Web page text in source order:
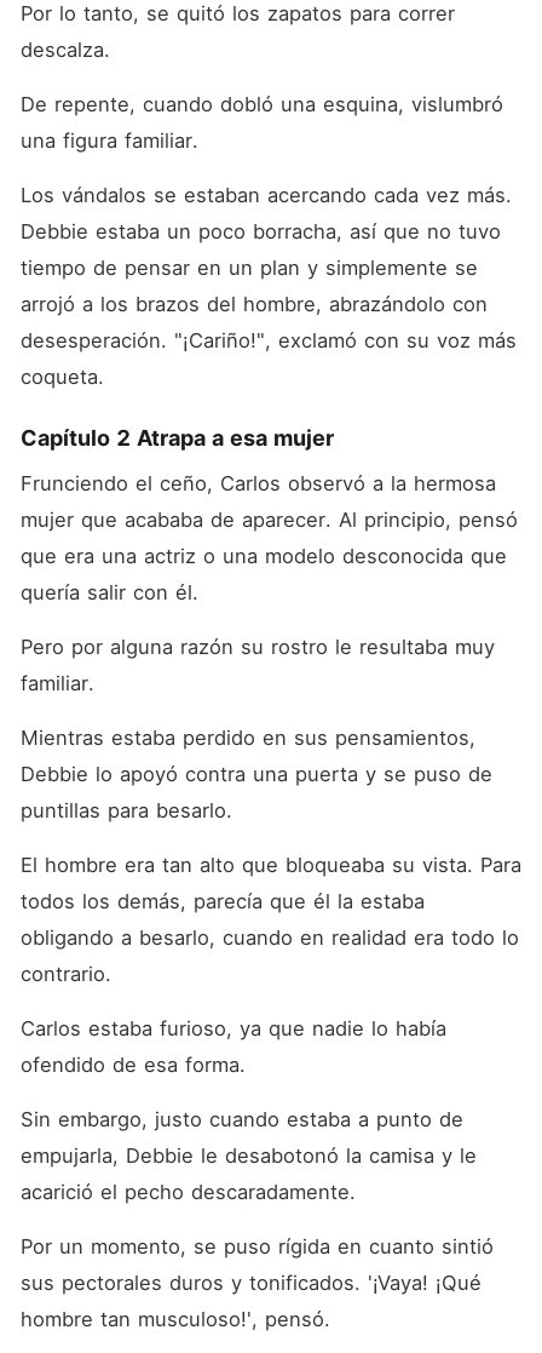
Por lo tanto, se quitó los zapatos para correr
descalza.
De repente, cuando dobló una esquina, vislumbró
una figura familiar.
Los vándalos se estaban acercando cada vez más.
Debbie estaba un poco borracha, así que no tuvo
tiempo de pensar en un plan y simplemente se
arrojó a los brazos del hombre, abrazándolo con
desesperación. "¡Cariño!", exclamó con su voz más
coqueta.
Capítulo 2 Atrapa a esa mujer
Frunciendo el ceño, Carlos observó a la hermosa
mujer que acababa de aparecer. Al principio, pensó
que era una actriz o una modelo desconocida que
quería salir con él.
Pero por alguna razón su rostro le resultaba muy
familiar.
Mientras estaba perdido en sus pensamientos,
Debbie lo apoyó contra una puerta y se puso de
puntillas para besarlo.
El hombre era tan alto que bloqueaba su vista. Para
todos los demás, parecía que él la estaba
obligando a besarlo, cuando en realidad era todo lo
contrario.
Carlos estaba furioso, ya que nadie lo había
ofendido de esa forma.
Sin embargo, justo cuando estaba a punto de
empujarla, Debbie le desabotonó la camisa y le
acarició el pecho descaradamente.
Por un momento, se puso rígida en cuanto sintió
sus pectorales duros y tonificados. '¡Vaya! ¡Qué
hombre tan musculoso!', pensó.